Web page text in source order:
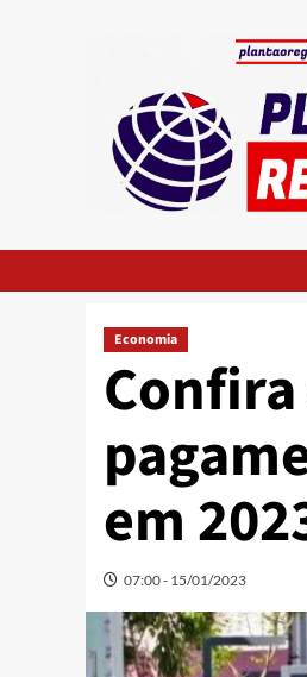
Economia
em
07:00 - 15/01/2023